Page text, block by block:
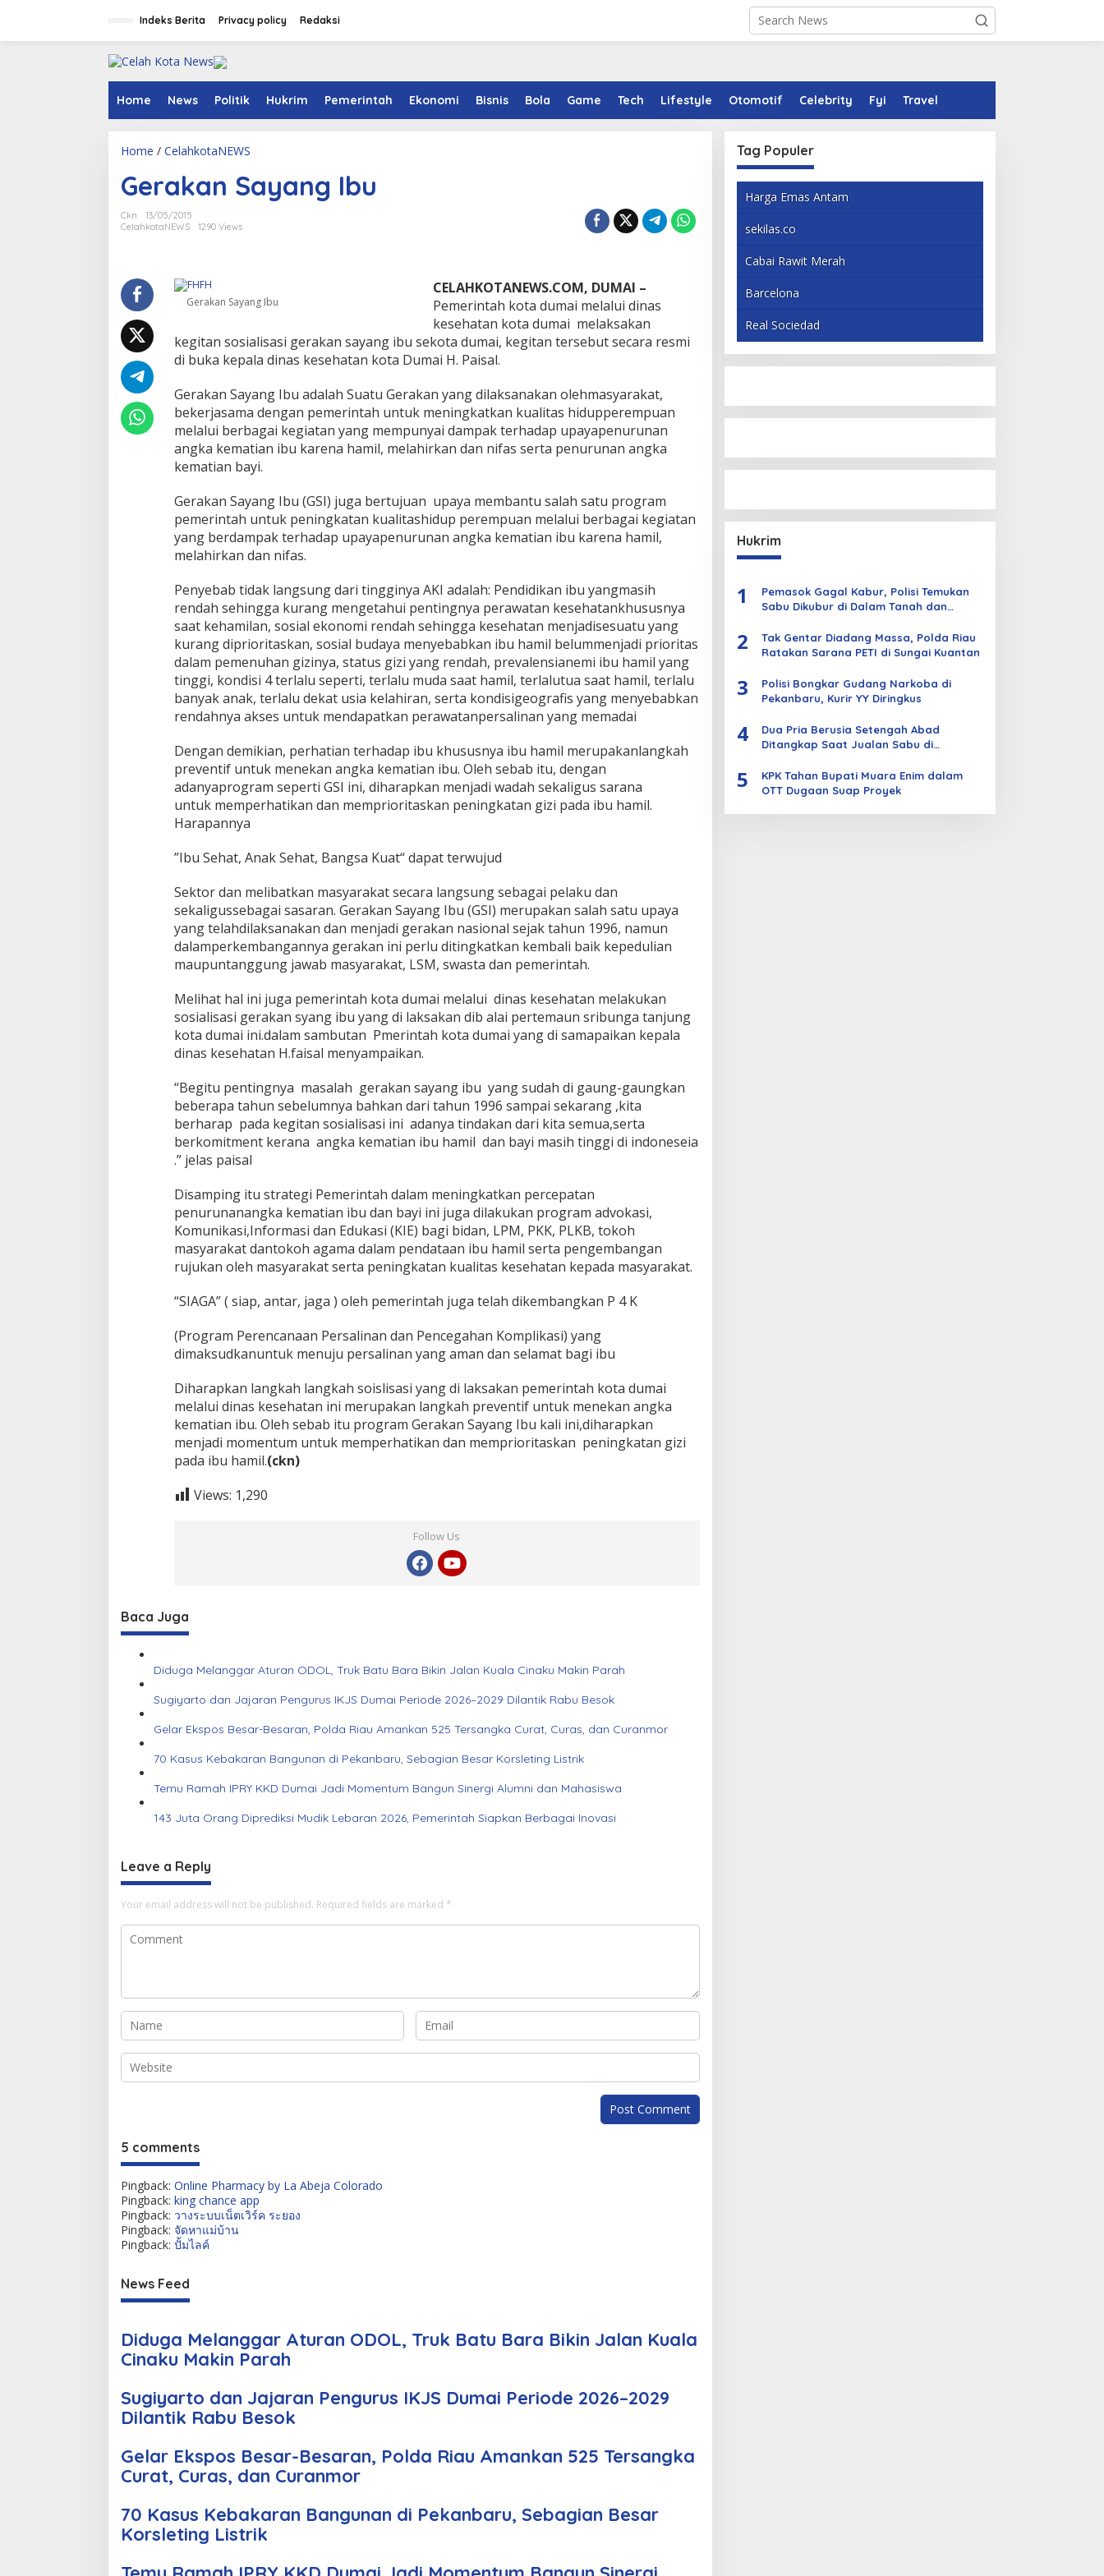
Indeks Berita Privacy policy Redaksi
Home News Politik Hukrim Pemerintah Ekonomi Bisnis Bola Game Tech Lifestyle Otomotif Celebrity Fyi Travel
Home / CelahkotaNEWS
r
a
a
I
b
Gerakan Sayang Ibu
Ckn
13/05/2015
CelahkotaNEWS
1290 Views
Gerakan Sayang Ibu
CELAHKOTANEWS.COM, DUMAI –
Pemerintah kota dumai melalui dinas
kesehatan kota dumai melaksakan
kegitan sosialisasi gerakan sayang ibu sekota dumai, kegitan tersebut secara resmi
di buka kepala dinas kesehatan kota Dumai H. Paisal.
Gerakan Sayang Ibu adalah Suatu Gerakan yang dilaksanakan olehmasyarakat,
bekerjasama dengan pemerintah untuk meningkatkan kualitas hidupperempuan
melalui berbagai kegiatan yang mempunyai dampak terhadap upayapenurunan
angka kematian ibu karena hamil, melahirkan dan nifas serta penurunan angka
kematian bayi.
Gerakan Sayang Ibu (GSI) juga bertujuan upaya membantu salah satu program
pemerintah untuk peningkatan kualitashidup perempuan melalui berbagai kegiatan
yang berdampak terhadap upayapenurunan angka kematian ibu karena hamil,
melahirkan dan nifas.
Penyebab tidak langsung dari tingginya AKI adalah: Pendidikan ibu yangmasih
rendah sehingga kurang mengetahui pentingnya perawatan kesehatankhususnya
saat kehamilan, sosial ekonomi rendah sehingga kesehatan menjadisesuatu yang
kurang diprioritaskan, sosial budaya menyebabkan ibu hamil belummenjadi prioritas
dalam pemenuhan gizinya, status gizi yang rendah, prevalensianemi ibu hamil yang
tinggi, kondisi 4 terlalu seperti, terlalu muda saat hamil, terlalutua saat hamil, terlalu
banyak anak, terlalu dekat usia kelahiran, serta kondisigeografis yang menyebabkan
rendahnya akses untuk mendapatkan perawatanpersalinan yang memadai
Dengan demikian, perhatian terhadap ibu khususnya ibu hamil merupakanlangkah
preventif untuk menekan angka kematian ibu. Oleh sebab itu, dengan
adanyaprogram seperti GSI ini, diharapkan menjadi wadah sekaligus sarana
untuk memperhatikan dan memprioritaskan peningkatan gizi pada ibu hamil.
Harapannya
”Ibu Sehat, Anak Sehat, Bangsa Kuat“ dapat terwujud
Sektor dan melibatkan masyarakat secara langsung sebagai pelaku dan
sekaligussebagai sasaran. Gerakan Sayang Ibu (GSI) merupakan salah satu upaya
yang telahdilaksanakan dan menjadi gerakan nasional sejak tahun 1996, namun
dalamperkembangannya gerakan ini perlu ditingkatkan kembali baik kepedulian
maupuntanggung jawab masyarakat, LSM, swasta dan pemerintah.
Melihat hal ini juga pemerintah kota dumai melalui dinas kesehatan melakukan
sosialisasi gerakan syang ibu yang di laksakan dib alai pertemaun sribunga tanjung
kota dumai ini.dalam sambutan Pmerintah kota dumai yang di samapaikan kepala
dinas kesehatan H.faisal menyampaikan.
“Begitu pentingnya masalah gerakan sayang ibu yang sudah di gaung-gaungkan
beberapa tahun sebelumnya bahkan dari tahun 1996 sampai sekarang ,kita
berharap pada kegitan sosialisasi ini adanya tindakan dari kita semua,serta
berkomitment kerana angka kematian ibu hamil dan bayi masih tinggi di indoneseia
.” jelas paisal
Disamping itu strategi Pemerintah dalam meningkatkan percepatan
penurunanangka kematian ibu dan bayi ini juga dilakukan program advokasi,
Komunikasi,Informasi dan Edukasi (KIE) bagi bidan, LPM, PKK, PLKB, tokoh
masyarakat dantokoh agama dalam pendataan ibu hamil serta pengembangan
rujukan oleh masyarakat serta peningkatan kualitas kesehatan kepada masyarakat.
“SIAGA” ( siap, antar, jaga ) oleh pemerintah juga telah dikembangkan P 4 K
(Program Perencanaan Persalinan dan Pencegahan Komplikasi) yang
dimaksudkanuntuk menuju persalinan yang aman dan selamat bagi ibu
Diharapkan langkah langkah soislisasi yang di laksakan pemerintah kota dumai
melalui dinas kesehatan ini merupakan langkah preventif untuk menekan angka
kematian ibu. Oleh sebab itu program Gerakan Sayang Ibu kali ini,diharapkan
menjadi momentum untuk memperhatikan dan memprioritaskan peningkatan gizi
pada ibu hamil.(ckn)
Views: 1,290
Follow Us
Baca Juga
Diduga Melanggar Aturan ODOL, Truk Batu Bara Bikin Jalan Kuala Cinaku Makin Parah
Sugiyarto dan Jajaran Pengurus IKJS Dumai Periode 2026–2029 Dilantik Rabu Besok
Gelar Ekspos Besar-Besaran, Polda Riau Amankan 525 Tersangka Curat, Curas, dan Curanmor
70 Kasus Kebakaran Bangunan di Pekanbaru, Sebagian Besar Korsleting Listrik
Temu Ramah IPRY KKD Dumai Jadi Momentum Bangun Sinergi Alumni dan Mahasiswa
143 Juta Orang Diprediksi Mudik Lebaran 2026, Pemerintah Siapkan Berbagai Inovasi
Leave a Reply
Your email address will not be published. Required fields are marked *
5 comments
Pingback: Online Pharmacy by La Abeja Colorado
Pingback: king chance app
Pingback: วางระบบเน็ตเวิร์ค ระยอง
Pingback: จัดหาแม่บ้าน
Pingback: ปั้มไลค์
News Feed
Diduga Melanggar Aturan ODOL, Truk Batu Bara Bikin Jalan Kuala
Cinaku Makin Parah
Sugiyarto dan Jajaran Pengurus IKJS Dumai Periode 2026–2029
Dilantik Rabu Besok
Gelar Ekspos Besar-Besaran, Polda Riau Amankan 525 Tersangka
Curat, Curas, dan Curanmor
70 Kasus Kebakaran Bangunan di Pekanbaru, Sebagian Besar
Korsleting Listrik
Tag Populer
Harga Emas Antam
sekilas.co
Cabai Rawit Merah
Barcelona
Real Sociedad
Hukrim
1
Pemasok Gagal Kabur, Polisi Temukan
Sabu Dikubur di Dalam Tanah dan
2
Tak Gentar Diadang Massa, Polda Riau
Ratakan Sarana PETI di Sungai Kuantan
3
Polisi Bongkar Gudang Narkoba di
Pekanbaru, Kurir YY Diringkus
4
Dua Pria Berusia Setengah Abad
Ditangkap Saat Jualan Sabu di
5
KPK Tahan Bupati Muara Enim dalam
OTT Dugaan Suap Proyek